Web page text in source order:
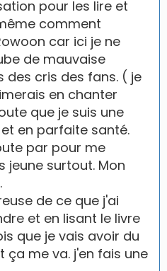
pour les lire et
comment
car ici je ne
de mauvaise
cris des fans. ( je
en chanter
que je suis une
en parfaite santé.
par pour me
jeune surtout. Mon
de ce que j'ai
et en lisant le livre
que je vais avoir du
ça me va. j'en fais une